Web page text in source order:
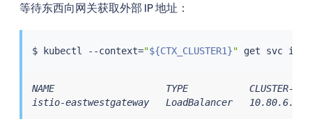
等待东西向网关获取外部 IP 地址：
$ kubectl --context="${CTX_CLUSTER1}"
NAME                    TYPE           CLUSTER-IP
istio-eastwestgateway   LoadBalancer